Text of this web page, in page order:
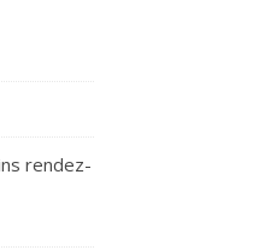
rendez-